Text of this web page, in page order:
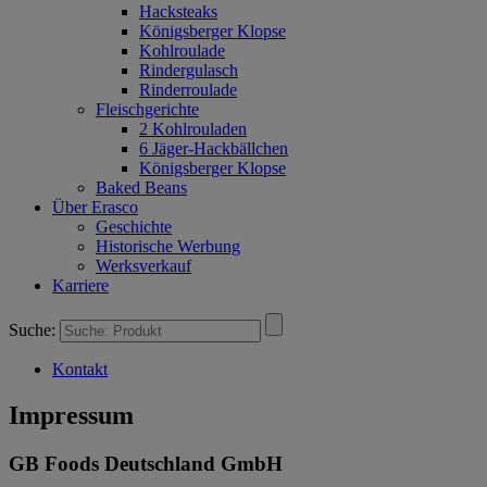
Hacksteaks
Königsberger Klopse
Kohlroulade
Rindergulasch
Rinderroulade
Fleischgerichte
2 Kohlrouladen
6 Jäger-Hackbällchen
Königsberger Klopse
Baked Beans
Über Erasco
Geschichte
Historische Werbung
Werksverkauf
Karriere
Suche:
Kontakt
Impressum
GB Foods Deutschland GmbH